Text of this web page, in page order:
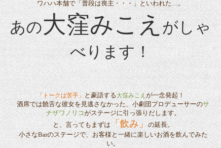
ワハハ本舗で「普段は喪主・・・」といわれた…。
あの大窪みこえがしゃ
べります！
「トークは苦手」 と豪語する大窪みこえ が一念発起！
酒席では饒舌な彼女を見逃さなかった、小劇団プロデューサーのサ
ナザワノリコがステージに引っ張りだします。
と、言ってもまずは 「飲み」 の延長。
小さなBarのステージで、お客様と一緒に楽しいお酒を飲んでみた
い。